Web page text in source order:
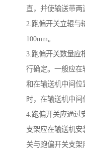
直，并使输送带两
2.跑偏开关立辊与
100mm。
3.跑偏开关数量应
行确定。一般应在
和在输送机中间位
时，在输送机中间
4.跑偏开关应通过
支架应在输送机安
关与跑偏开关支架